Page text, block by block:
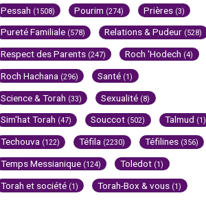
Pessah (1508) Pourim (274) Prières (3)
Pureté Familiale (578) Relations & Pudeur (528)
Respect des Parents (247) Roch 'Hodech (4)
Roch Hachana (296) Santé (1)
Science & Torah (33) Sexualité (8)
Sim'hat Torah (47) Souccot (502) Talmud (1)
Techouva (122) Téfila (2230) Téfilines (356)
Temps Messianique (124) Toledot (1)
Torah et société (1) Torah-Box & vous (1)